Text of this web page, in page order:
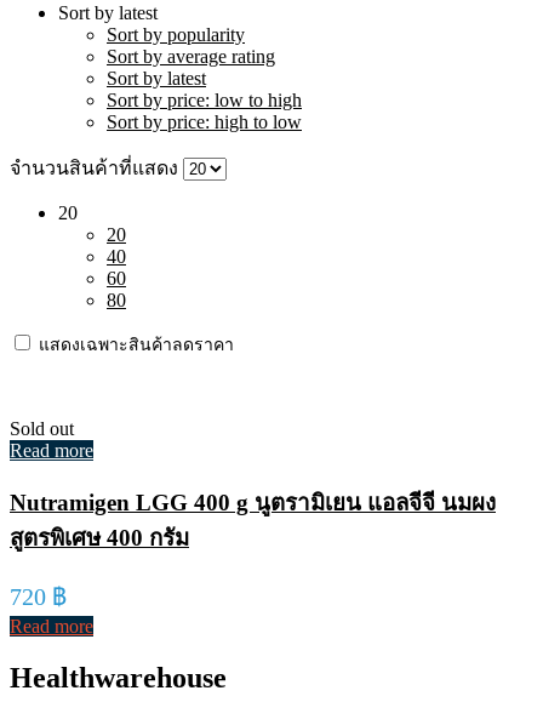
Sort by latest
Sort by popularity
Sort by average rating
Sort by latest
Sort by price: low to high
Sort by price: high to low
จำนวนสินค้าที่แสดง
20
20
40
60
80
แสดงเฉพาะสินค้าลดราคา
Sold out
Read more
Nutramigen LGG 400 g นูตรามิเยน แอลจีจี นมผง
สูตรพิเศษ 400 กรัม
720 ฿
Read more
Healthwarehouse